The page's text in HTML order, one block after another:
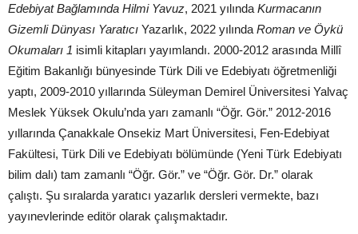
Edebiyat Bağlamında Hilmi Yavuz, 2021 yılında Kurmacanın
Gizemli Dünyası Yaratıcı Yazarlık, 2022 yılında Roman ve Öykü
Okumaları 1 isimli kitapları yayımlandı. 2000-2012 arasında Millî
Eğitim Bakanlığı bünyesinde Türk Dili ve Edebiyatı öğretmenliği
yaptı, 2009-2010 yıllarında Süleyman Demirel Üniversitesi Yalvaç
Meslek Yüksek Okulu’nda yarı zamanlı “Öğr. Gör.” 2012-2016
yıllarında Çanakkale Onsekiz Mart Üniversitesi, Fen-Edebiyat
Fakültesi, Türk Dili ve Edebiyatı bölümünde (Yeni Türk Edebiyatı
bilim dalı) tam zamanlı “Öğr. Gör.” ve “Öğr. Gör. Dr.” olarak
çalıştı. Şu sıralarda yaratıcı yazarlık dersleri vermekte, bazı
yayınevlerinde editör olarak çalışmaktadır.